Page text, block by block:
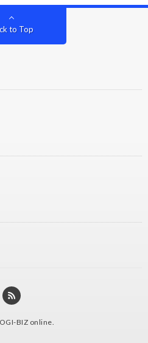
to Top
BIZ online.